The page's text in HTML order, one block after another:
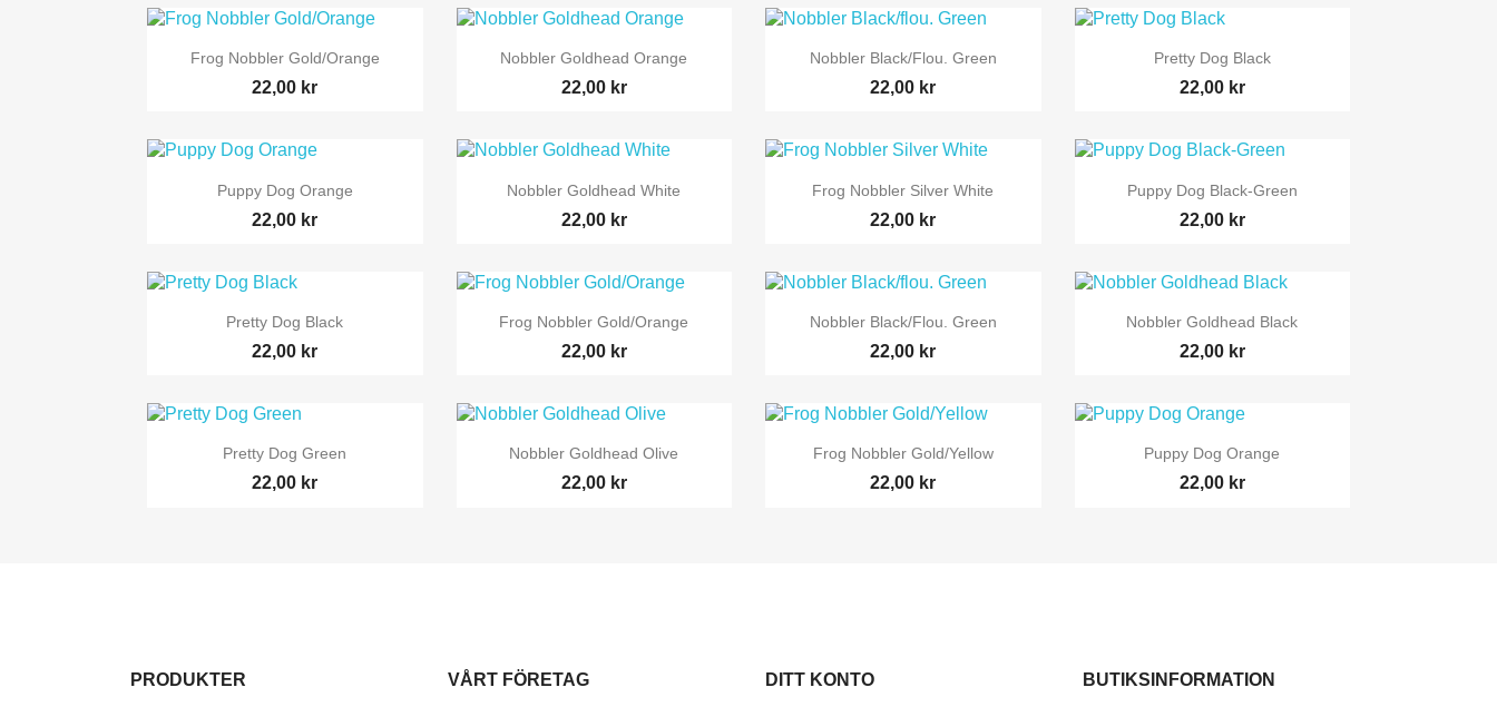
 Snabbvy
Frog Nobbler Gold/Orange
22,00 kr
 Snabbvy
Nobbler Goldhead Orange
22,00 kr
 Snabbvy
Nobbler Black/flou. Green
22,00 kr
 Snabbvy
Pretty Dog Black
22,00 kr
 Snabbvy
Puppy Dog Orange
22,00 kr
 Snabbvy
Nobbler Goldhead White
22,00 kr
 Snabbvy
Frog Nobbler Silver White
22,00 kr
 Snabbvy
Puppy Dog Black-Green
22,00 kr
 Snabbvy
Pretty Dog Black
22,00 kr
 Snabbvy
Frog Nobbler Gold/Orange
22,00 kr
 Snabbvy
Nobbler Black/flou. Green
22,00 kr
 Snabbvy
Nobbler Goldhead Black
22,00 kr
 Snabbvy
Pretty Dog Green
22,00 kr
 Snabbvy
Nobbler Goldhead Olive
22,00 kr
 Snabbvy
Frog Nobbler Gold/Yellow
22,00 kr
 Snabbvy
Puppy Dog Orange
22,00 kr
PRODUKTER VÅRT FÖRETAG DITT KONTO BUTIKSINFORMATION